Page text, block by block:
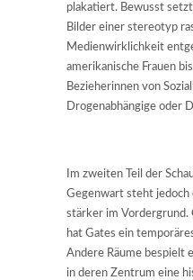
plakatiert. Bewusst
Bilder einer stereotyp
Medienwirklichkeit
amerikanische Frauen
Bezieherinnen von
Drogenabhängige oder
Im zweiten Teil der
Gegenwart steht jedoch
stärker im Vordergrund.
hat Gates ein
Andere Räume bespielt
in deren Zentrum eine